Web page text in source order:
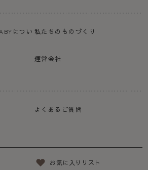
につい 私たちのものづくり
運営会社
よくあるご質問
お気に入りリスト